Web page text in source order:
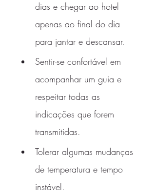
dias e chegar ao hotel
apenas ao final do dia
para jantar e descansar.
Sentir-se confortável em
acompanhar um guia e
respeitar todas as
indicações que forem
transmitidas.
Tolerar algumas mudanças
de temperatura e tempo
instável.